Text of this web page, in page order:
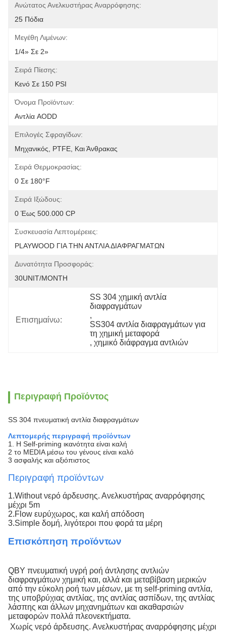
Ανώτατος Ανελκυστήρας Αναρρόφησης:
25 Πόδια
Μεγέθη Λιμένων:
1/4» Σε 2»
Σειρά Πίεσης:
Κενό Σε 150 PSI
Όνομα Προϊόντων:
Αντλία AODD
Επιλογές Σφραγίδων:
Μηχανικός, PTFE, Και Άνθρακας
Σειρά Θερμοκρασίας:
0 Σε 180°F
Σειρά Ιξώδους:
0 Έως 500.000 CP
Συσκευασία Λεπτομέρειες:
PLAYWOOD ΓΙΑ ΤΗΝ ΑΝΤΛΙΑ ΔΙΑΦΡΑΓΜΑΤΩΝ
Δυνατότητα Προσφοράς:
30UNIT/MONTH
Επισημαίνω:
SS 304 χημική αντλία
διαφραγμάτων
,
SS304 αντλία διαφραγμάτων για
τη χημική μεταφορά
, χημικό διάφραγμα αντλιών
Περιγραφή Προϊόντος
SS 304 πνευματική αντλία διαφραγμάτων
Λεπτομερής περιγραφή προϊόντων
1. Η Self-priming ικανότητα είναι καλή
2 το MEDIA μέσω του γένους είναι καλό
3 ασφαλής και αξιόπιστος
Περιγραφή προϊόντων
1.Without νερό άρδευσης. Ανελκυστήρας αναρρόφησης
μέχρι 5m
2.Flow ευρύχωρος, και καλή απόδοση
3.Simple δομή, λιγότεροι που φορά τα μέρη
Επισκόπηση προϊόντων
QBY πνευματική υγρή ροή άντλησης αντλιών
διαφραγμάτων χημική και, αλλά και μεταβίβαση μερικών
από την εύκολη ροή των μέσων, με τη self-priming αντλία,
της υποβρύχιας αντλίας, της αντλίας ασπίδων, της αντλίας
λάσπης και άλλων μηχανημάτων και ακαθαρσιών
μεταφορών πολλά πλεονεκτήματα.
Χωρίς νερό άρδευσης. Ανελκυστήρας αναρρόφησης μέχρι